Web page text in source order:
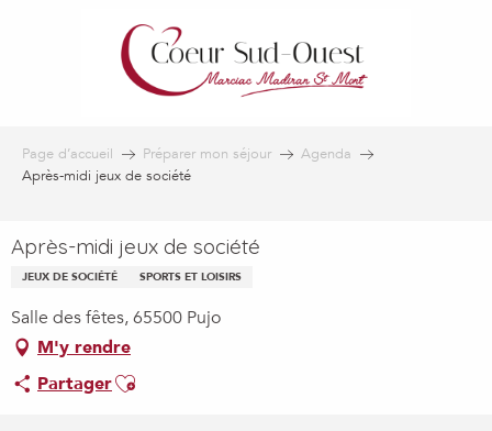
Page d’accueil Préparer mon séjour
Agenda
Après-midi jeux de société
Après-midi jeux de société
JEUX DE SOCIÉTÉ SPORTS ET LOISIRS
Salle des fêtes, 65500 Pujo
M'y rendre
PartagerAjouter aux favoris